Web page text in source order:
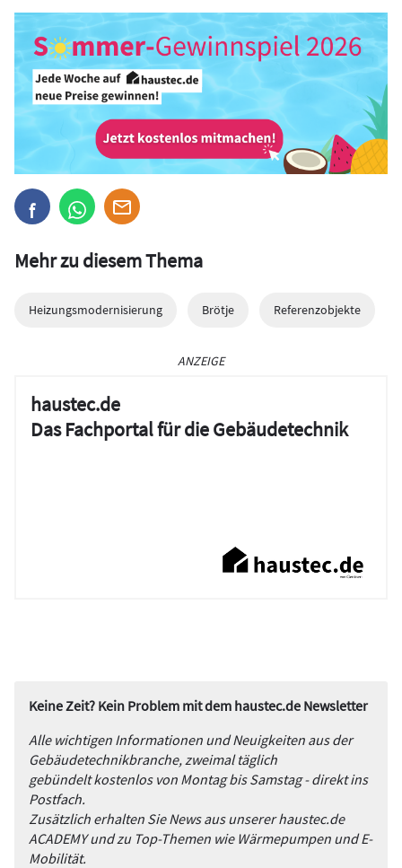
Mehr zu diesem Thema
Heizungsmodernisierung Brötje Referenzobjekte
ANZEIGE
haustec.de
Das Fachportal für die Gebäudetechnik
Keine Zeit? Kein Problem mit dem haustec.de Newsletter
Alle wichtigen Informationen und Neuigkeiten aus der
Gebäudetechnikbranche, zweimal täglich
gebündelt kostenlos von Montag bis Samstag - direkt ins
Postfach.
Zusätzlich erhalten Sie News aus unserer haustec.de
ACADEMY und zu Top-Themen wie Wärmepumpen und E-
Mobilität.